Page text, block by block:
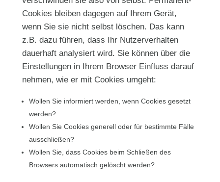
Cookies bleiben dagegen auf Ihrem Gerät,
wenn Sie sie nicht selbst löschen. Das kann
z.B. dazu führen, dass Ihr Nutzerverhalten
dauerhaft analysiert wird. Sie können über die
Einstellungen in Ihrem Browser Einfluss darauf
nehmen, wie er mit Cookies umgeht:
Wollen Sie informiert werden, wenn Cookies gesetzt
werden?
Wollen Sie Cookies generell oder für bestimmte Fälle
ausschließen?
Wollen Sie, dass Cookies beim Schließen des
Browsers automatisch gelöscht werden?